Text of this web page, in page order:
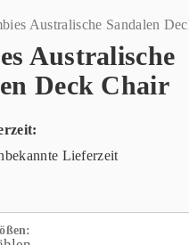
Australische Sandalen
Australische
Deck Chair